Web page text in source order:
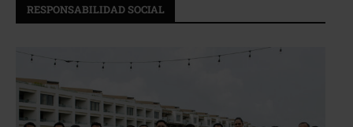
RESPONSABILIDAD SOCIAL